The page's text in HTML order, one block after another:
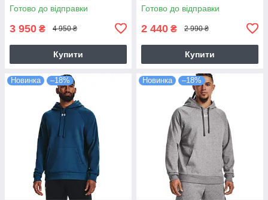
Готово до відправки
3 950 ₴ 4 950 ₴
Купити
Готово до відправки
2 440 ₴ 2 990 ₴
Купити
Новинка –18% Новинка –18%